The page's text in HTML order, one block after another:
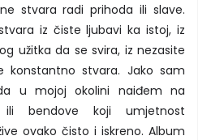
stvara radi prihoda ili slave.
iz čiste ljubavi ka istoj, iz
užitka da se svira, iz nezasite
konstantno stvara. Jako sam
u mojoj okolini naiđem na
ili bendove koji umjetnost
ovako čisto i iskreno. Album